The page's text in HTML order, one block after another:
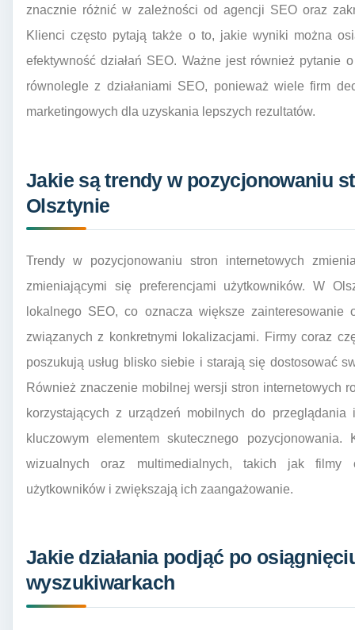
znacznie różnić w zależności od agencji SEO oraz
Klienci często pytają także o to, jakie wyniki można
efektywność działań SEO. Ważne jest również pytanie
równolegle z działaniami SEO, ponieważ wiele firm
marketingowych dla uzyskania lepszych rezultatów.
Jakie są trendy w pozycjonowaniu
Olsztynie
Trendy w pozycjonowaniu stron internetowych
zmieniającymi się preferencjami użytkowników. W
lokalnego SEO, co oznacza większe zainteresowanie
związanych z konkretnymi lokalizacjami. Firmy coraz
poszukują usług blisko siebie i starają się dostosować
Również znaczenie mobilnej wersji stron internetowych
korzystających z urządzeń mobilnych do przeglądania
kluczowym elementem skutecznego
wizualnych oraz multimedialnych, takich jak filmy
użytkowników i zwiększają ich zaangażowanie.
Jakie działania podjąć po
wyszukiwarkach